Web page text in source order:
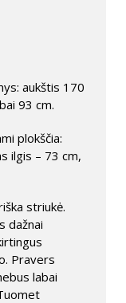
aukštis 170
93 cm.
plokščia:
ilgis – 73 cm,
striukė.
dažnai
Pravers
labai